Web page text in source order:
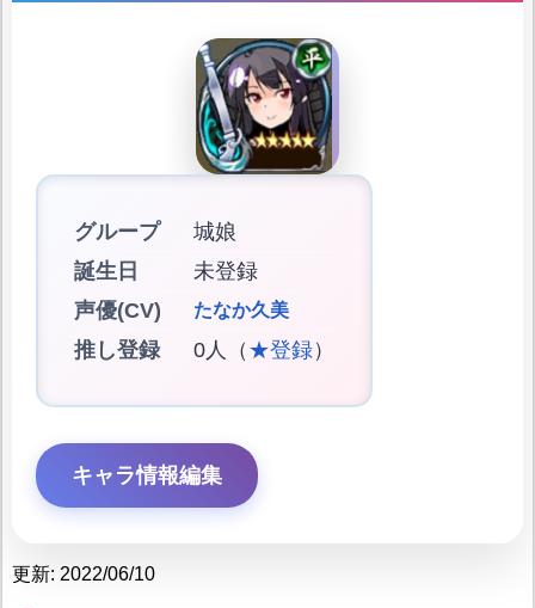
グループ
城娘
誕生日
未登録
声優(CV)
たなか久美
推し登録 0人（ ★登録）
キャラ情報編集
更新: 2022/06/10